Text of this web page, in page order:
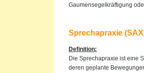
Gaumensegelkräftigung
Sprechapraxie
Definition:
Die Sprechapraxie ist eine
deren geplante